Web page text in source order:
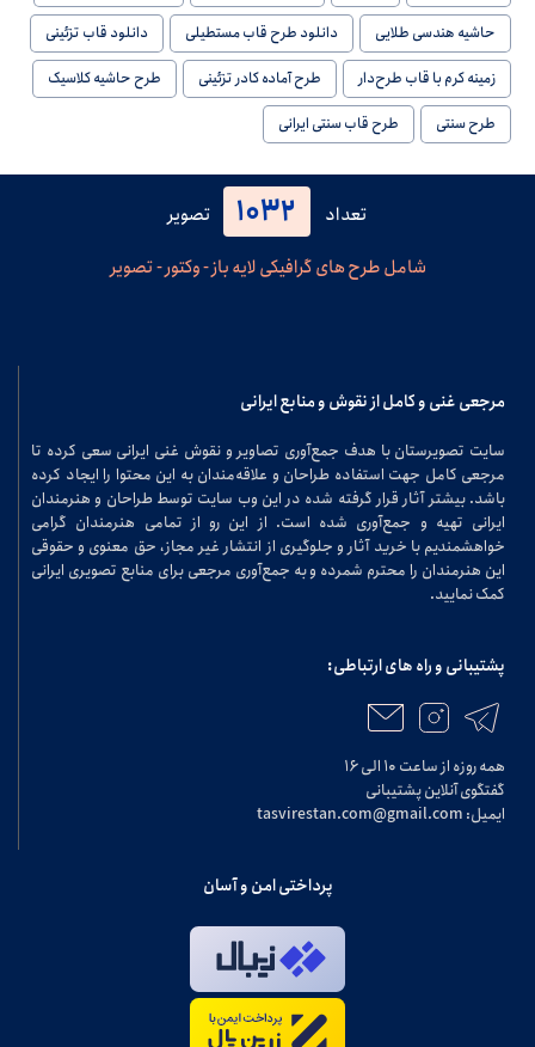
حاشیه هندسی طلایی
دانلود طرح قاب مستطیلی
دانلود قاب تزئینی
زمینه کرم با قاب طرح‌دار
طرح آماده کادر تزئینی
طرح حاشیه کلاسیک
طرح سنتی
طرح قاب سنتی ایرانی
تعداد 1032
تصویر
شامل طرح های گرافیکی لایه باز - وکتور - تصویر
مرجعی غنی و کامل از نقوش و منابع ایرانی
سایت تصویرستان با هدف جمع‌آوری تصاویر و نقوش غنی ایرانی سعی کرده تا
مرجعی کامل جهت استفاده طراحان و علاقه‌مندان به این محتوا را ایجاد کرده
باشد. بیشتر آثار قرار گرفته شده در این وب سایت توسط طراحان و هنرمندان
ایرانی تهیه و جمع‌آوری شده است. از این رو از تمامی هنرمندان گرامی
خواهشمندیم با خرید آثار و جلوگیری از انتشار غیر مجاز، حق معنوی و حقوقی
این هنرمندان را محترم شمرده و به جمع‌آوری مرجعی برای منابع تصویری ایرانی
کمک نمایید.
پشتیبانی و راه های ارتباطی:
همه روزه از ساعت ۱۰ الی ۱۶
گفتگوی آنلاین پشتیبانی
ایمیل: tasvirestan.com@gmail.com
پرداختی امن و آسان